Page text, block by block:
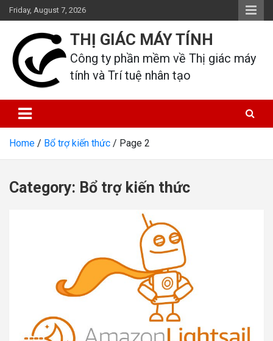
Skip
to
content
Friday, August 7, 2026
THỊ GIÁC MÁY TÍNH
Công ty phần mềm về Thị giác máy
tính và Trí tuệ nhân tạo
Home Bổ trợ kiến thức Page 2
Category: Bổ trợ kiến thức